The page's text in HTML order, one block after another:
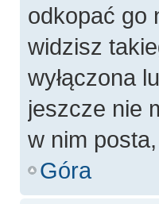
odkopać go
widzisz
wyłączona
jeszcze nie
w nim
Góra